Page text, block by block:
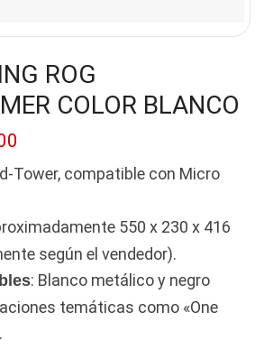
ROG
COLOR BLANCO
Tower, compatible con Micro
550 x 230 x 416
según el vendedor).
: Blanco metálico y negro
temáticas como «One